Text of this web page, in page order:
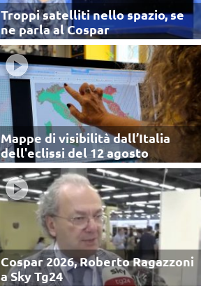
Troppi satelliti nello spazio, se
ne parla al Cospar
Mappe di visibilità dall’Italia
dell'eclissi del 12 agosto
Cospar 2026, Roberto Ragazzoni
a Sky Tg24